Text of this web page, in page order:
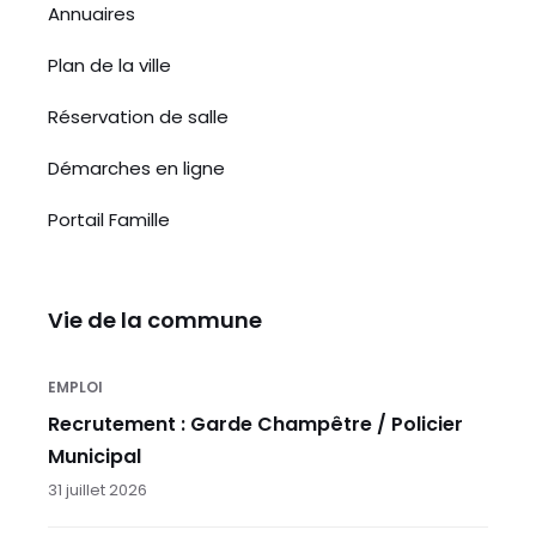
Annuaires
Plan de la ville
Réservation de salle
Démarches en ligne
Portail Famille
Vie de la commune
EMPLOI
Recrutement : Garde Champêtre / Policier
Municipal
31 juillet 2026